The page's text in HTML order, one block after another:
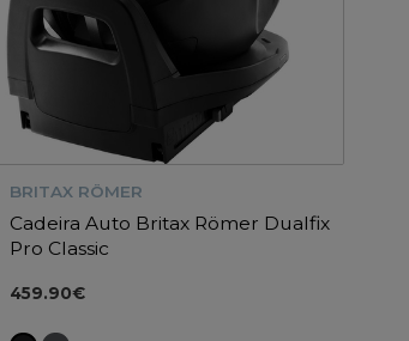
BRITAX RÖMER
Cadeira Auto Britax Römer Dualfix
Pro Classic
459.90€